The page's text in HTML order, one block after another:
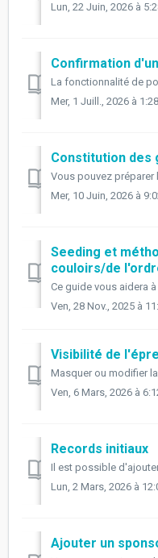
Lun, 22 Juin, 2026 à
Confirmation
Mer, 1 Juill., 2026 à
Constitution des
Mer, 10 Juin, 2026 à
Seeding et
couloirs/de
Ven, 28 Nov., 2025 à
Visibilité de
Ven, 6 Mars, 2026 à
Records initiaux
Lun, 2 Mars, 2026 à
Ajouter un